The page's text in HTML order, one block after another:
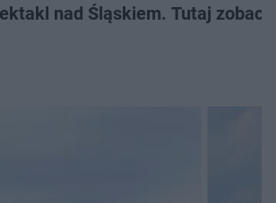
nad Śląskiem. Tutaj